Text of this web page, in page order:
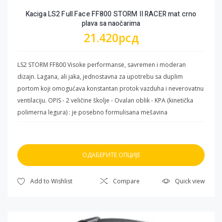
Kaciga LS2 Full Face FF800 STORM II RACER mat crno
plava sa naočarima
21.420рсд
LS2 STORM FF800 Visoke performanse, savremen i moderan
dizajn. Lagana, ali jaka, jednostavna za upotrebu sa duplim
portom koji omogućava konstantan protok vazduha i neverovatnu
ventilaciju. OPIS - 2 veličine školje - Ovalan oblik - KPA (kinetička
polimerna legura) : je posebno formulisana mešavina
udarce raspoređujući energiju po čitavoj površini školjke. Ova
posebna formula ispunjava zahteve ECE 22.06 i DOT. VIZIR - Vizir “A
klase koji garantuje optički neiskrivljen pogled na okolinu.Ujedno
naočare se brzo dižu i spuštaju. - Priprema za Pinlock : Vizir dolazi
ОДАБЕРИТЕ ОПЦИЈЕ
Овај
производ
Add to Wishlist Compare Quick view